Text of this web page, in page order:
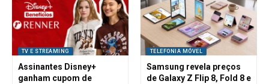
TV E STREAMING
Assinantes Disney+
ganham cupom de
TELEFONIA MÓVEL
Samsung revela preços
de Galaxy Z Flip 8, Fold 8 e